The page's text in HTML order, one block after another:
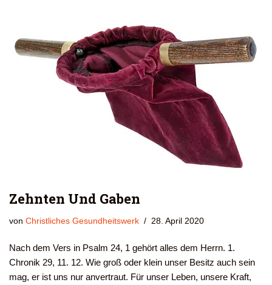
Zehnten Und Gaben
von Christliches Gesundheitswerk 28. April 2020
Nach dem Vers in Psalm 24, 1 gehört alles dem Herrn. 1.
Chronik 29, 11. 12. Wie groß oder klein unser Besitz auch sein
mag, er ist uns nur anvertraut. Für unser Leben, unsere Kraft,